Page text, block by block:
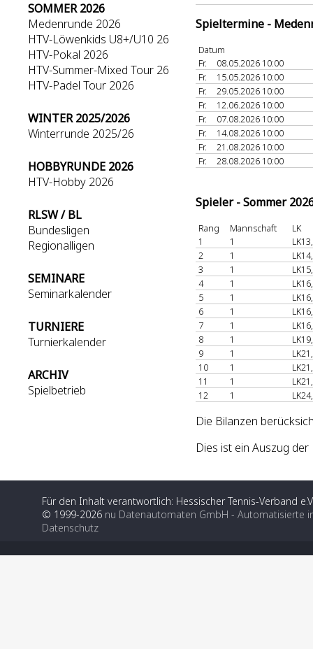
SOMMER 2026
Medenrunde 2026
HTV-Löwenkids U8+/U10 26
HTV-Pokal 2026
HTV-Summer-Mixed Tour 26
HTV-Padel Tour 2026
WINTER 2025/2026
Winterrunde 2025/26
HOBBYRUNDE 2026
HTV-Hobby 2026
RLSW / BL
Bundesligen
Regionalligen
SEMINARE
Seminarkalender
TURNIERE
Turnierkalender
ARCHIV
Spielbetrieb
Spieltermine -
Datum
Fr.
08.05.2026 10:00
Fr.
15.05.2026 10:00
Fr.
29.05.2026 10:00
Fr.
12.06.2026 10:00
Fr.
07.08.2026 10:00
Fr.
14.08.2026 10:00
Fr.
21.08.2026 10:00
Fr.
28.08.2026 10:00
Spieler - Sommer
Rang Mannschaft
LK
1
1
2
1
3
1
4
1
5
1
6
1
7
1
8
1
9
1
10
1
11
1
12
1
Die Bilanzen
Dies ist ein Auszug
Für den Inhalt verantwortlich: Hessischer Tennis-Verband
© 1999-2026 nu Datenautomaten GmbH - Automatisierte
Datenschutz